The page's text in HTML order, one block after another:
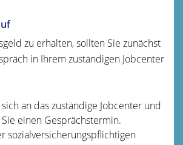
zu erhalten, sollten Sie zunächst
in Ihrem zuständigen Jobcenter
an das zuständige Jobcenter und
einen Gesprächstermin.
sozialversicherungspflichtigen